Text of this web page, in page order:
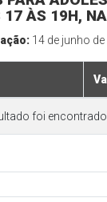
ÀS 19H,
14 de junho
foi encontrado.